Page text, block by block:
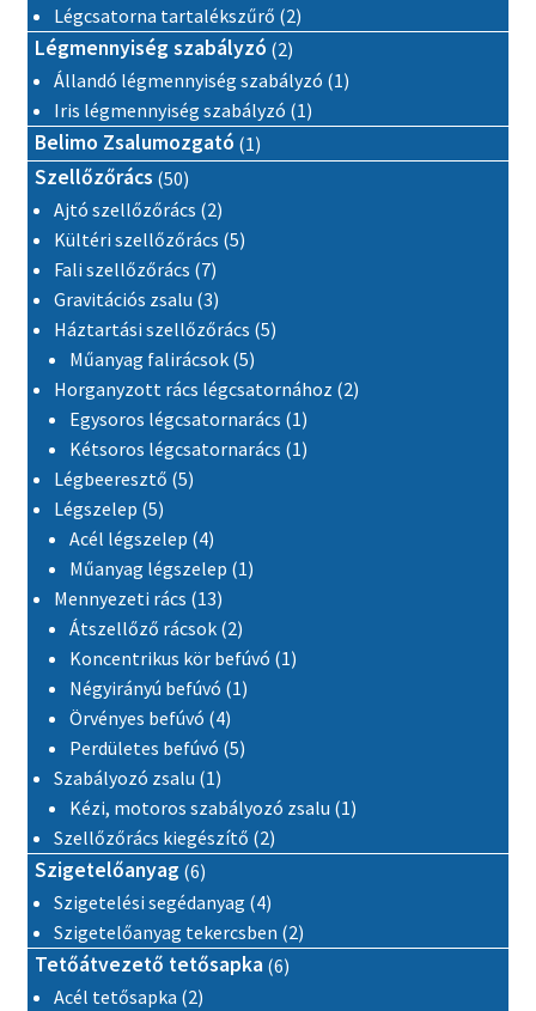
Légcsatorna tartalékszűrő 22 termék
Légmennyiség szabályzó 22 termék
Állandó légmennyiség szabályzó 11 termék
Iris légmennyiség szabályzó 11 termék
Belimo Zsalumozgató 11 termék
Szellőzőrács 5050 termék
Ajtó szellőzőrács 22 termék
Kültéri szellőzőrács 55 termék
Fali szellőzőrács 77 termék
Gravitációs zsalu 33 termék
Háztartási szellőzőrács 55 termék
Műanyag falirácsok 55 termék
Horganyzott rács légcsatornához 22 termék
Egysoros légcsatornarács 11 termék
Kétsoros légcsatornarács 11 termék
Légbeeresztő 55 termék
Légszelep 55 termék
Acél légszelep 44 termék
Műanyag légszelep 11 termék
Mennyezeti rács 1313 termék
Átszellőző rácsok 22 termék
Koncentrikus kör befúvó 11 termék
Négyirányú befúvó 11 termék
Örvényes befúvó 44 termék
Perdületes befúvó 55 termék
Szabályozó zsalu 11 termék
Kézi, motoros szabályozó zsalu 11 termék
Szellőzőrács kiegészítő 22 termék
Szigetelőanyag 66 termék
Szigetelési segédanyag 44 termék
Szigetelőanyag tekercsben 22 termék
Tetőátvezető tetősapka 66 termék
Acél tetősapka 22 termék